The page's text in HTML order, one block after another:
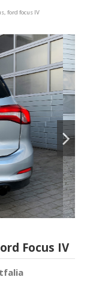
ford focus IV
Focus IV